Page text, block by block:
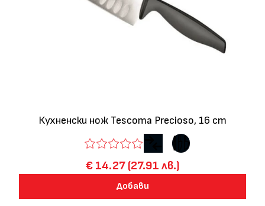
Кухненски нож Tescoma Precioso, 16 cm
€ 14.27 (27.91 лв.)
Добави